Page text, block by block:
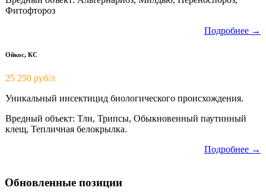
Фитофтороз
Подробнее →
Ойкос, КС
25 250 руб/л
Уникальный инсектицид биологического происхождения.
Вредный объект: Тли, Трипсы, Обыкновенный паутинный
клещ, Тепличная белокрылка.
Подробнее →
Обновленные позиции